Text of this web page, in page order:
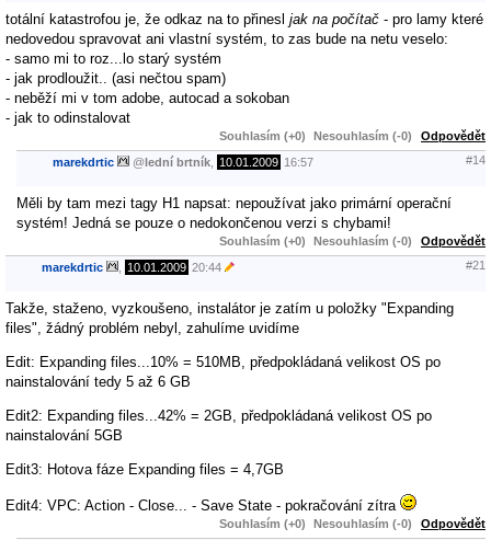
totální katastrofou je, že odkaz na to přinesl jak na počítač - pro lamy které
nedovedou spravovat ani vlastní systém, to zas bude na netu veselo:
- samo mi to roz...lo starý systém
- jak prodloužit.. (asi nečtou spam)
- neběží mi v tom adobe, autocad a sokoban
- jak to odinstalovat
Souhlasím (+0) Nesouhlasím (-0) Odpovědět
marekdrtic @lední brtník 10.01.2009 16:57 #14
Měli by tam mezi tagy H1 napsat: nepoužívat jako primární operační
systém! Jedná se pouze o nedokončenou verzi s chybami!
Souhlasím (+0) Nesouhlasím (-0) Odpovědět
marekdrtic 10.01.2009 20:44 #21
Takže, staženo, vyzkoušeno, instalátor je zatím u položky "Expanding
files", žádný problém nebyl, zahulíme uvidíme
Edit: Expanding files...10% = 510MB, předpokládaná velikost OS po
nainstalování tedy 5 až 6 GB
Edit2: Expanding files...42% = 2GB, předpokládaná velikost OS po
nainstalování 5GB
Edit3: Hotova fáze Expanding files = 4,7GB
Edit4: VPC: Action - Close... - Save State - pokračování zítra
Souhlasím (+0) Nesouhlasím (-0) Odpovědět